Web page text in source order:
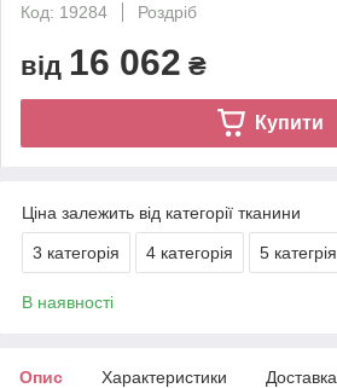
Код: 19284
Роздріб
від 16 062 ₴
Купити
Ціна залежить від категорії тканини
3 категорія 4 категорія 5 категрія
В наявності
Опис Характеристики Доставка